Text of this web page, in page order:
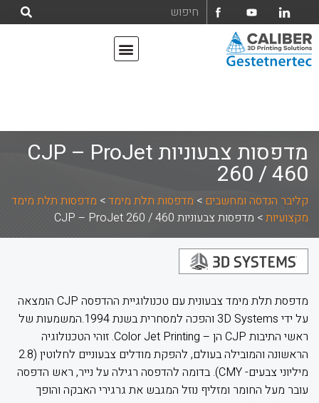
מדפסות צבעוניות CJP – ProJet
260 / 460
קליבר הנדסה ומחשבים > מדפסות תלת מימד> מדפסות תלת מימד
מקצועיות> מדפסות צבעוניות CJP – ProJet 260 / 460
מדפסת תלת מימד צבעונית עם טכנולוגיית ההדפסה CJP הומצאה
על ידי 3D Systems והפכה למסחרית בשנת 1994.המשמעות של
ראשי התיבות CJP הן – Color Jet Printing. זוהי הטכנולוגיה
הראשונה והמובילה בעולם, להפקת מודלים צבעוניים לחלוטין (2.8
מיליוני צבעים- CMY). בדומה להדפסה רגילה על נייר, ראש הדפסה
עובר מעל החומר ומזליף נוזל המגבש את גרגירי האבקה והופך